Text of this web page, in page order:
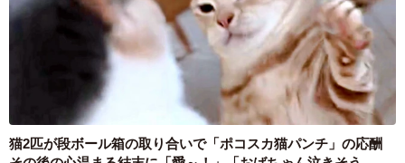
猫2匹が段ボール箱の取り合いで「ポコスカ猫パンチ」の応酬